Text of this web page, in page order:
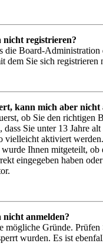
registrieren?
die Board-
dem Sie sich
kann mich aber nicht
ob Sie den richtigen
dass Sie unter 13 Jahre
vielleicht aktiviert
Ihnen mitgeteilt,
eingegeben haben
anmelden?
mögliche Gründe.
wurden. Es ist